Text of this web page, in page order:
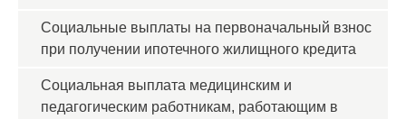
Социальные выплаты на первоначальный взнос
при получении ипотечного жилищного кредита
Социальная выплата медицинским и
педагогическим работникам, работающим в